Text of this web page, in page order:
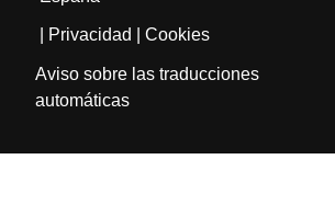
| Privacidad | Cookies
Aviso sobre las traducciones
automáticas